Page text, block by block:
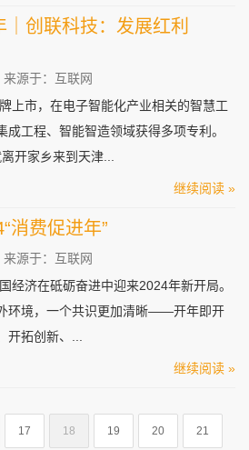
｜创联科技：发展红利
来源于：互联网
上市，在电子智能化产业相关的智慧工
工程、智能智造领域获得多项专利。
开家乡来到天津...
继续阅读 »
消费促进年”
来源于：互联网
经济在砥砺奋进中迎来2024年新开局。
环境，一个共识更加清晰——开年即开
拓创新、...
继续阅读 »
17 18 19 20 21